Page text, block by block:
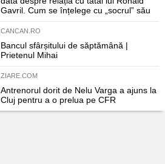
Gavril. Cum se înțelege cu „socrul” său
CANCAN.RO
Bancul sfârșitului de săptămână |
Prietenul Mihai
ZIARE.COM
Antrenorul dorit de Nelu Varga a ajuns la
Cluj pentru a o prelua pe CFR